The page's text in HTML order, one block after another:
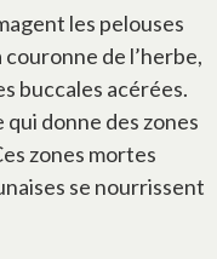
les pelouses
de l’herbe,
buccales acérées.
qui donne des zones
zones mortes
se nourrissent